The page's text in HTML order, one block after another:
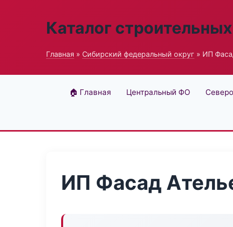
Каталог
Главная » Сибирский федеральный округ » ИП
🏠 Главная Центральный ФО
ИП Фасад